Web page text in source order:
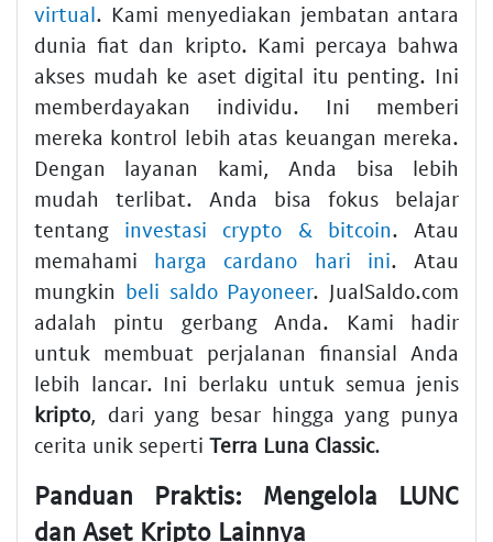
virtual. Kami menyediakan jembatan antara
dunia fiat dan kripto. Kami percaya bahwa
akses mudah ke aset digital itu penting. Ini
memberdayakan individu. Ini memberi
mereka kontrol lebih atas keuangan mereka.
Dengan layanan kami, Anda bisa lebih
mudah terlibat. Anda bisa fokus belajar
tentang investasi crypto & bitcoin. Atau
memahami harga cardano hari ini. Atau
mungkin beli saldo Payoneer. JualSaldo.com
adalah pintu gerbang Anda. Kami hadir
untuk membuat perjalanan finansial Anda
lebih lancar. Ini berlaku untuk semua jenis
kripto, dari yang besar hingga yang punya
cerita unik seperti Terra Luna Classic.
Panduan Praktis: Mengelola LUNC
dan Aset Kripto Lainnya